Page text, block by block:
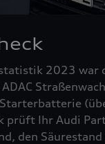
2023 war
prüft Ihr Audi
den Säurestand